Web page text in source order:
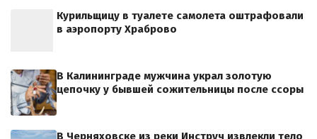
Курильщицу в туалете самолета оштрафовали
в аэропорту Храброво
В Калининграде мужчина украл золотую
цепочку у бывшей сожительницы после ссоры
В Черняховске из реки Инструч извлекли тело